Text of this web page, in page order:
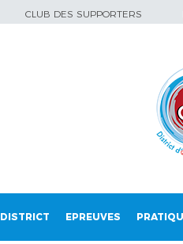
CLUB DES SUPPORTERS
DISTRICT EPREUVES